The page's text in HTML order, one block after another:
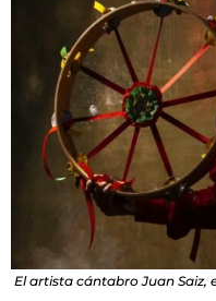
El artista cántabro Juan Saiz,